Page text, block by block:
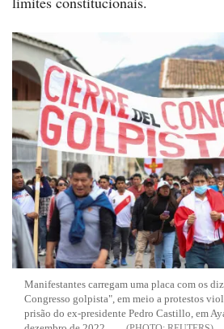
Manifestantes carregam uma placa com os
Congresso golpista", em meio a protestos
prisão do ex-presidente Pedro Castillo, em